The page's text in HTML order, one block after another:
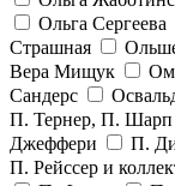
Ольга Сергеева
Страшная
Вера Мищук
Сандерс
П. Тернер, П. Шарп
Джеффери
П.
П. Рейссер и